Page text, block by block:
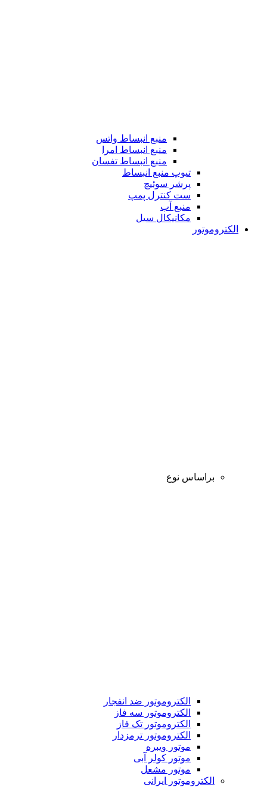
منبع انبساط واتس
منبع انبساط امرا
منبع انبساط تفسان
تیوپ منبع انبساط
پرشر سوئیچ
ست کنترل پمپ
منبع آب
مکانیکال سیل
الکتروموتور
براساس نوع
الکتروموتور ضد انفجار
الکتروموتور سه فاز
الکتروموتور تک فاز
الکتروموتور ترمزدار
موتور ویبره
موتور کولر آبی
موتور مشعل
الکتروموتور ایرانی